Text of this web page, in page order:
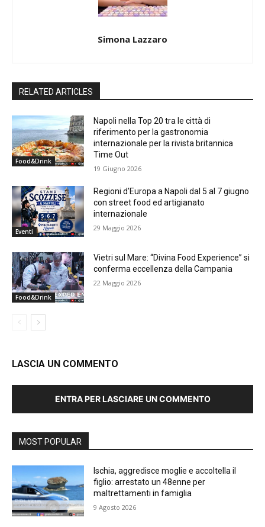
Simona Lazzaro
RELATED ARTICLES
Food&Drink
Napoli nella Top 20 tra le città di
riferimento per la gastronomia
internazionale per la rivista britannica
Time Out
19 Giugno 2026
Eventi
Regioni d’Europa a Napoli dal 5 al 7 giugno
con street food ed artigianato
internazionale
29 Maggio 2026
Food&Drink
Vietri sul Mare: “Divina Food Experience” si
conferma eccellenza della Campania
22 Maggio 2026
LASCIA UN COMMENTO
ENTRA PER LASCIARE UN COMMENTO
MOST POPULAR
Ischia, aggredisce moglie e accoltella il
figlio: arrestato un 48enne per
maltrettamenti in famiglia
9 Agosto 2026